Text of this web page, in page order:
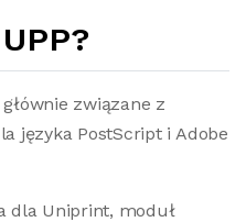
związane z
języka PostScript i Adobe
dla Uniprint, moduł